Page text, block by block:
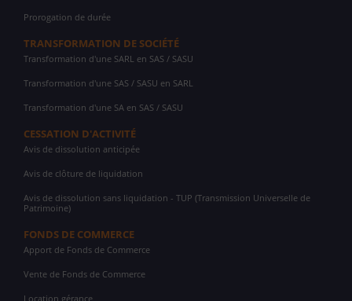
Prorogation de durée
TRANSFORMATION DE SOCIÉTÉ
Transformation d'une SARL en SAS / SASU
Transformation d'une SAS / SASU en SARL
Transformation d'une SA en SAS / SASU
CESSATION D'ACTIVITÉ
Avis de dissolution anticipée
Avis de clôture de liquidation
Avis de dissolution sans liquidation - TUP (Transmission Universelle de
Patrimoine)
FONDS DE COMMERCE
Apport de Fonds de Commerce
Vente de Fonds de Commerce
Location gérance